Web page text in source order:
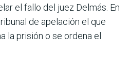
el fallo del juez Delmás. En
de apelación el que
la prisión o se ordena el